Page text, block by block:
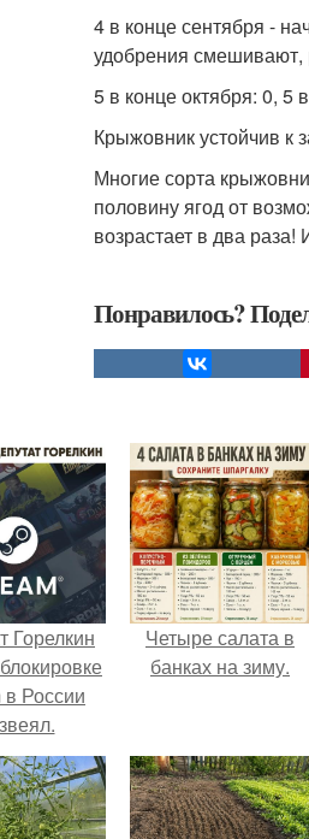
4 в конце сентября -
удобрения смешивают,
5 в конце октября: 0, 5
Крыжовник устойчив к
Многие сорта
половину ягод от
возрастает в два раза!
Понравилось?
Горелкин
в России
Четыре салата в
банках на зиму.